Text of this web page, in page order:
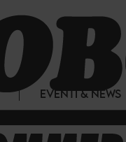
EVENTI & NEWS